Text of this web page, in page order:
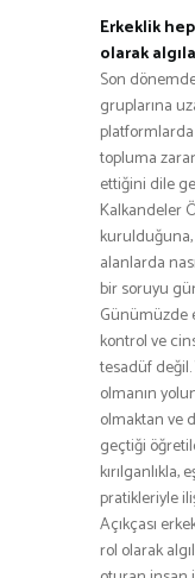
Erkeklik
olarak
Son
gruplarına
topluma
ettiğini dile
Kalkandeler
alanlarda
bir soruyu
Günümüzde
kontrol ve
tesadüf
olmanın
olmaktan ve
geçtiği
kırılganlıkla,
pratikleriyle
Açıkçası
rol olarak